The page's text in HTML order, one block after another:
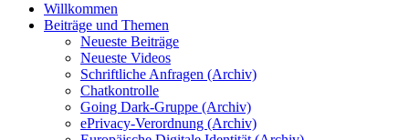
Willkommen
Beiträge und Themen
Neueste Beiträge
Neueste Videos
Schriftliche Anfragen (Archiv)
Chatkontrolle
Going Dark-Gruppe (Archiv)
ePrivacy-Verordnung (Archiv)